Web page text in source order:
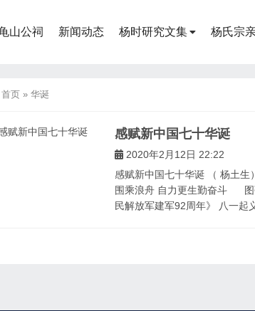
山公祠 新闻动态 杨时研究文集 杨氏宗
首页 » 华诞
感赋新中国七十华诞
2020年2月12日 22:22
感赋新中国七十华诞 （ 杨土
围乘浪舟 自力更生勤奋斗 图
民解放军建军92周年》 八一